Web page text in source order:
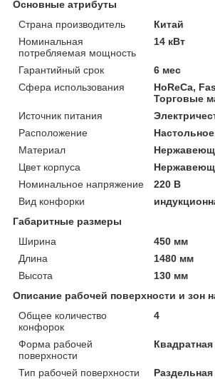
Основные атрибуты
Страна производитель
Китай
Номинальная
потребляемая мощность
14 кВт
Гарантийный срок
6 мес
Сфера использования
HoReCa,
Торговые
Источник питания
Расположение
Настольное
Материал
Цвет корпуса
Номинальное напряжение
220 В
Вид конфорки
Габаритные размеры
Ширина
450 мм
Длина
1480 мм
Высота
130 мм
Описание рабочей поверхности и зон
Общее количество
конфорок
4
Форма рабочей
поверхности
Квадратная
Тип рабочей поверхности
Раздельная